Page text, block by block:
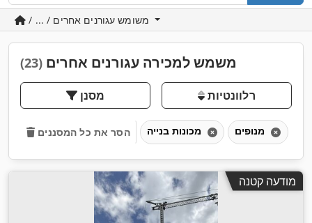
משמש למכירה עגורנים אחרים (23)
מסנן רלוונטיות
הסר את כל המסננים
מודעה קטנה